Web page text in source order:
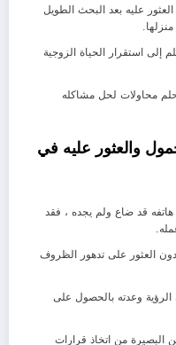
عليه بعد البحث الطويل
إلى استقرار الحياة الزوجية
محاولات لحل مشاكله
والعثور عليه في
قد ضاع ولم يجده ، فقد
العثور على تدهور الظروف
الرؤية وعدته بالحصول على
البصيرة من اتخاذ قرارات